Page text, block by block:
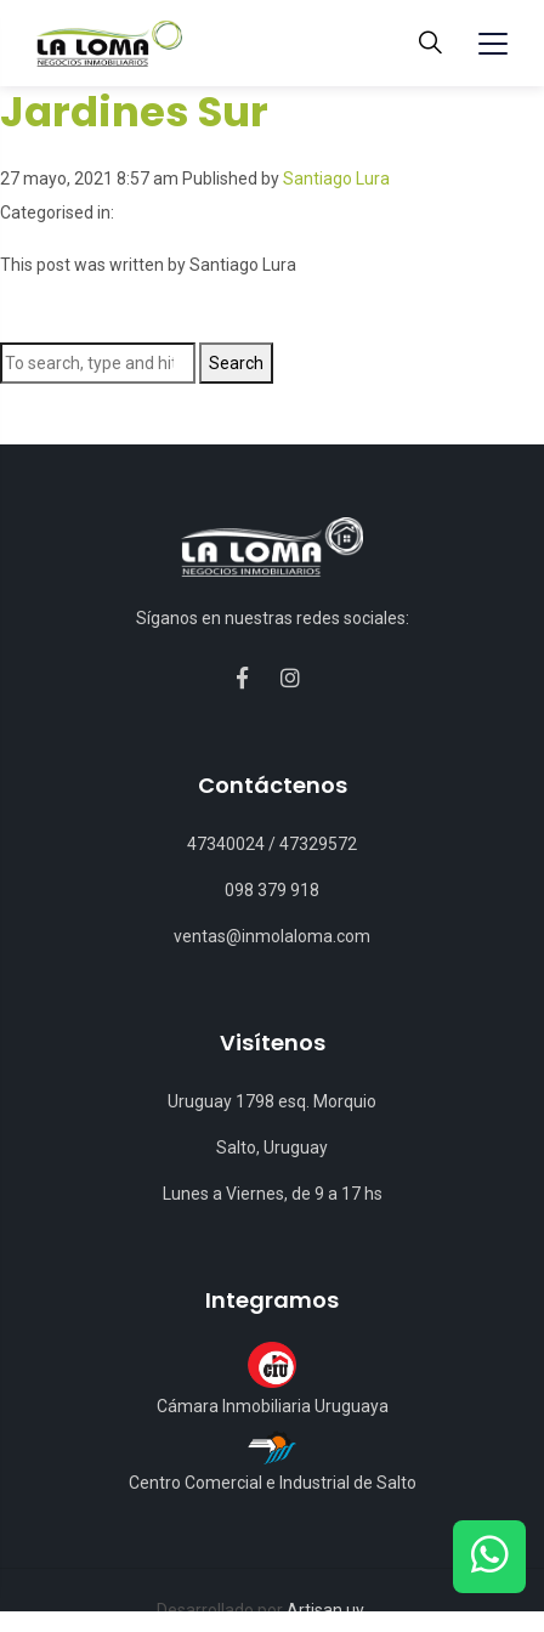
Jardines Sur
27 mayo, 2021 8:57 am Published bySantiago Lura
Categorised in:
This post was written by Santiago Lura
Search
Síganos en nuestras redes sociales:
Contáctenos
47340024/47329572
098 379 918
ventas@inmolaloma.com
Visítenos
Uruguay 1798 esq. Morquio
Salto, Uruguay
Lunes a Viernes, de 9 a 17 hs
Integramos
Cámara Inmobiliaria Uruguaya
Centro Comercial e Industrial de Salto
Desarrollado porArtisan.uy